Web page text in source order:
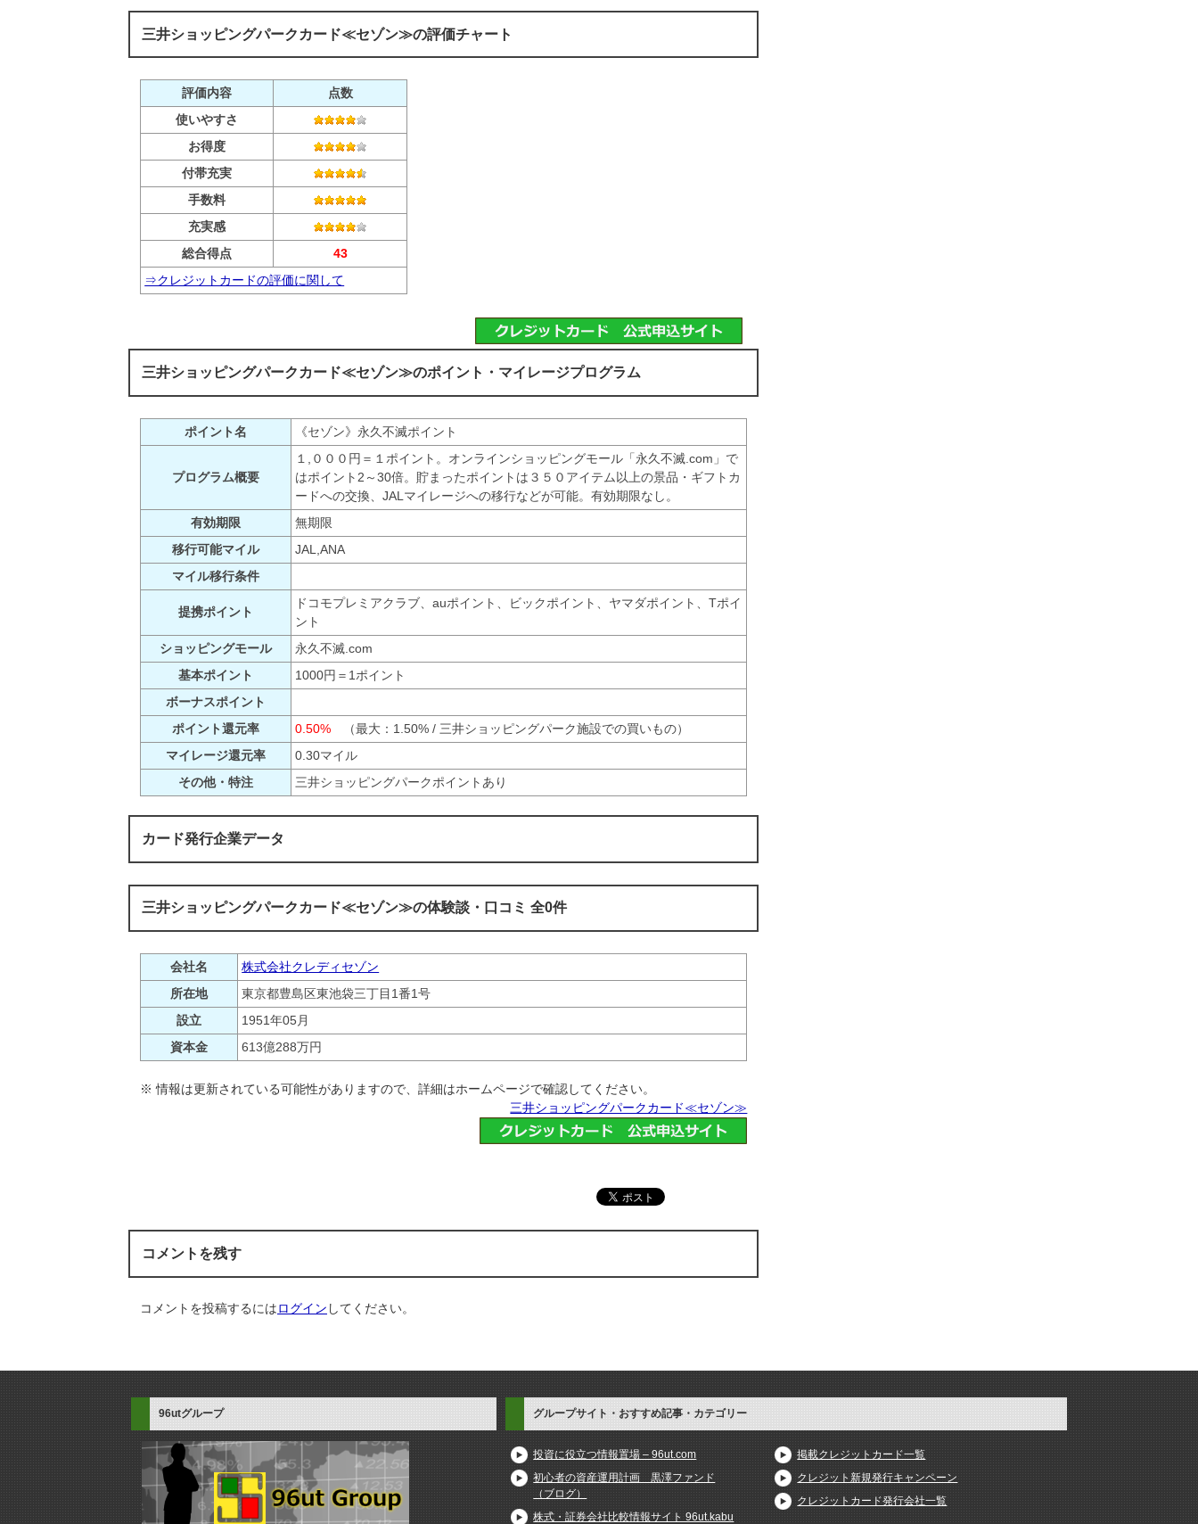
三井ショッピングパークカード≪セゾン≫の評価チャート
評価内容
点数
使いやすさ
お得度
付帯充実
手数料
充実感
総合得点
43
⇒クレジットカードの評価に関して
三井ショッピングパークカード≪セゾン≫のポイント・マイレージプログラム
ポイント名 《セゾン》永久不滅ポイント
プログラム概要
１,０００円＝１ポイント。オンラインショッピングモール「永久不滅.com」で
はポイント2～30倍。貯まったポイントは３５０アイテム以上の景品・ギフトカ
ードへの交換、JALマイレージへの移行などが可能。有効期限なし。
有効期限
無期限
移行可能マイル
JAL,ANA
マイル移行条件
提携ポイント
ドコモプレミアクラブ、auポイント、ビックポイント、ヤマダポイント、Tポイ
ント
ショッピングモール
永久不滅.com
基本ポイント
1000円＝1ポイント
ボーナスポイント
ポイント還元率
0.50% （最大：1.50% / 三井ショッピングパーク施設での買いもの）
マイレージ還元率
0.30マイル
その他・特注
三井ショッピングパークポイントあり
カード発行企業データ
三井ショッピングパークカード≪セゾン≫の体験談・口コミ 全0件
会社名
株式会社クレディセゾン
所在地
東京都豊島区東池袋三丁目1番1号
設立
1951年05月
資本金
613億288万円
※ 情報は更新されている可能性がありますので、詳細はホームページで確認してください。
三井ショッピングパークカード≪セゾン≫
コメントを残す
コメントを投稿するにはログイン してください。
96utグループ グループサイト・おすすめ記事・カテゴリー
投資に役立つ情報置場 – 96ut.com
初心者の資産運用計画 黒澤ファンド
（ブログ）
株式・証券会社比較情報サイト 96ut.kabu
掲載クレジットカード一覧
クレジット新規発行キャンペーン
クレジットカード発行会社一覧